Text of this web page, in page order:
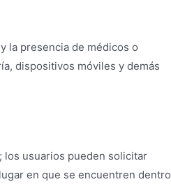
la presencia de médicos o
dispositivos móviles y demás
los usuarios pueden solicitar
en que se encuentren dentro